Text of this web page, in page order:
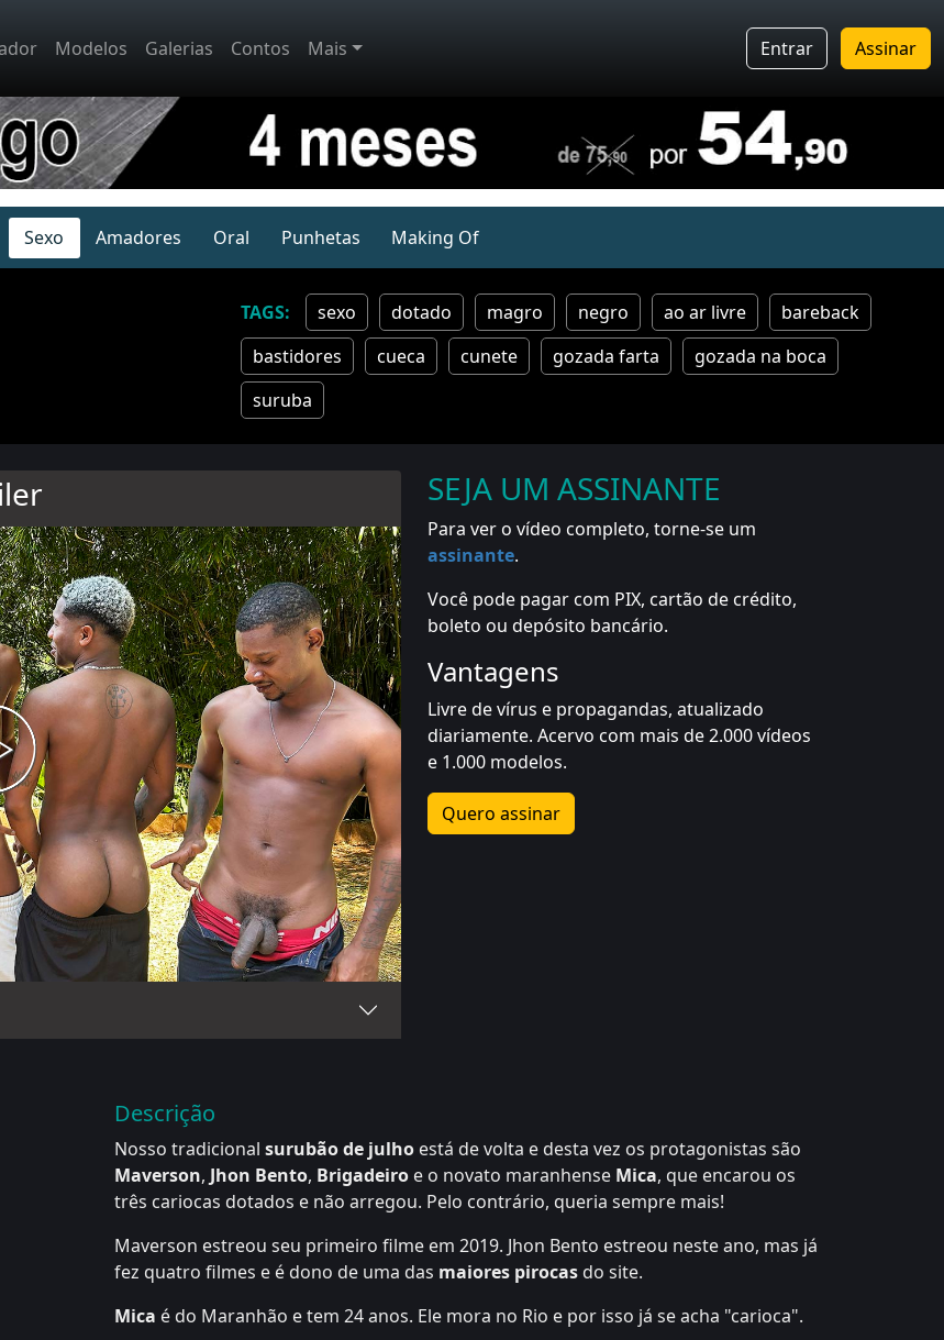
Modelos Galerias Contos Mais Entrar Assinar
Sexo Amadores Oral Punhetas Making Of
sexo dotado magro negro ao ar livre
bareback
bastidores
cueca cunete gozada farta
gozada na boca
suruba
SEJA UM ASSINANTE
Para ver o vídeo completo, torne-se um
assinante.
Você pode pagar com PIX, cartão de crédito,
boleto ou depósito bancário.
Vantagens
Livre de vírus e propagandas, atualizado
diariamente. Acervo com mais de 2.000 vídeos
e 1.000 modelos.
Quero assinar
Descrição
Nosso tradicional surubão de julho está de volta e desta vez os protagonistas são
Maverson, Jhon Bento, Brigadeiro e o novato maranhense Mica, que encarou os
três cariocas dotados e não arregou. Pelo contrário, queria sempre mais!
Maverson estreou seu primeiro filme em 2019. Jhon Bento estreou neste ano, mas já
fez quatro filmes e é dono de uma das maiores pirocas do site.
Mica é do Maranhão e tem 24 anos. Ele mora no Rio e por isso já se acha "carioca".